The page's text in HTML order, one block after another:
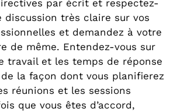
par écrit et respectez-
discussion très claire sur vos
et demandez à votre
de même. Entendez-vous sur
travail et les temps de réponse
la façon dont vous planifierez
réunions et les sessions
que vous êtes d’accord,